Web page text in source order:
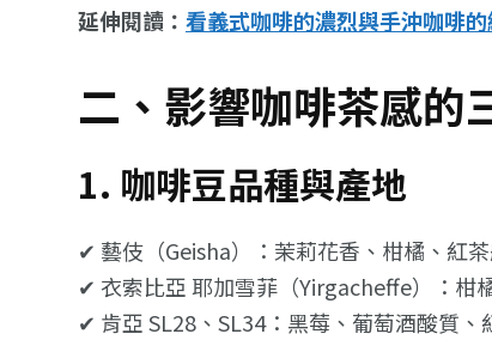
延伸閱讀： 看義式咖啡的濃烈與手沖咖啡
二、影響咖啡茶感的
1. 咖啡豆品種與產地
✔ 藝伎（Geisha）：茉莉花香、柑橘、紅
✔ 衣索比亞 耶加雪菲（Yirgacheffe）：柑
✔ 肯亞 SL28、SL34：黑莓、葡萄酒酸質、